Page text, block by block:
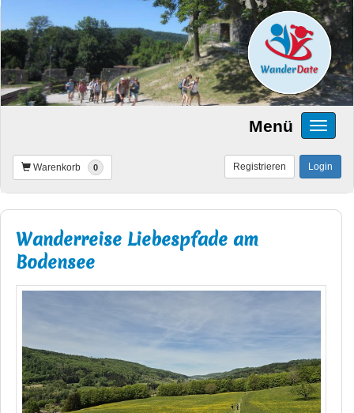
Menü
Warenkorb 0 Login
Registrieren
Wanderreise Liebespfade am
Bodensee